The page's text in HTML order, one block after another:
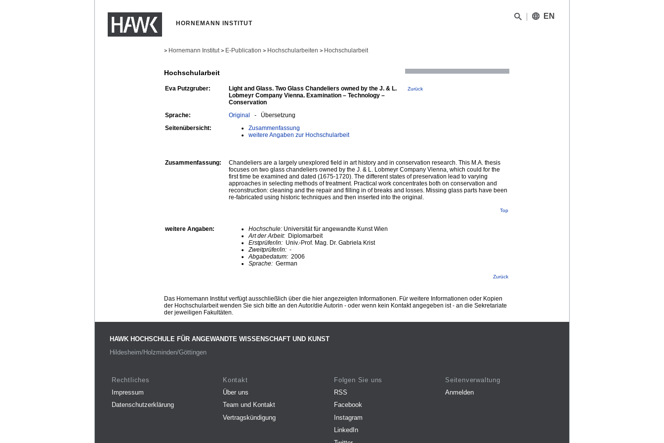
HORNEMANN INSTITUT
EN
> Hornemann Institut > E-Publication > Hochschularbeiten > Hochschularbeit
Hochschularbeit
Eva Putzgruber:
Light and Glass. Two Glass Chandeliers owned by the J. & L.
Lobmeyr Company Vienna. Examination – Technology –
Conservation
Zurück
Sprache: Original - Übersetzung
Seitenübersicht:
Zusammenfassung
weitere Angaben zur Hochschularbeit
Zusammenfassung:
Chandeliers are a largely unexplored field in art history and in conservation research. This M.A. thesis
focuses on two glass chandeliers owned by the J. & L. Lobmeyr Company Vienna, which could for the
first time be examined and dated (1675-1720). The different states of preservation lead to varying
approaches in selecting methods of treatment. Practical work concentrates both on conservation and
reconstruction: cleaning and the repair and filling in of breaks and losses. Missing glass parts have been
re-fabricated using historic techniques and then inserted into the original.
Top
weitere Angaben: Hochschule: Universität für angewandte Kunst Wien
Art der Arbeit: Diplomarbeit
Erstprüfer/in: Univ.-Prof. Mag. Dr. Gabriela Krist
Zweitprüfer/in: -
Abgabedatum: 2006
Sprache: German
Zurück
Das Hornemann Institut verfügt ausschließlich über die hier angezeigten Informationen. Für weitere Informationen oder Kopien
der Hochschularbeit wenden Sie sich bitte an den Autor/die Autorin - oder wenn kein Kontakt angegeben ist - an die Sekretariate
der jeweiligen Fakultäten.
HAWK HOCHSCHULE FÜR ANGEWANDTE WISSENSCHAFT UND KUNST
Hildesheim/Holzminden/Göttingen
Rechtliches
Impressum
Datenschutzerklärung
Kontakt
Über uns
Team und Kontakt
Vertragskündigung
Folgen Sie uns
RSS
Facebook
Instagram
LinkedIn
Seitenverwaltung
Anmelden